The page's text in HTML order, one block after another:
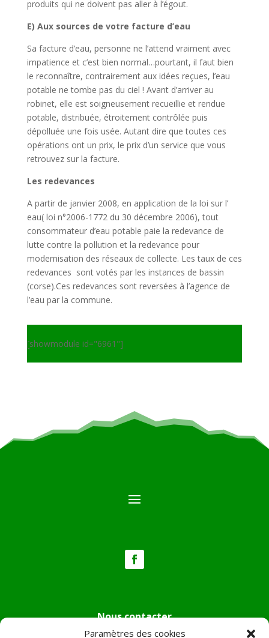
Paramètres des cookies
produits qui ne doivent pas aller à l’égout.
E) Aux sources de votre facture d’eau
Sa facture d’eau, personne ne l’attend vraiment avec
impatience et c’est bien normal…pourtant, il faut bien
le reconnaître, contrairement aux idées reçues, l’eau
potable ne tombe pas du ciel ! Avant d’arriver au
robinet, elle est soigneusement recueillie et rendue
potable, distribuée, étroitement contrôlée puis
dépolluée une fois usée. Autant dire que toutes ces
opérations ont un prix, le prix d’un service que vous
retrouvez sur la facture.
Les redevances
A partir de janvier 2008, en application de la loi sur l’
eau( loi n°2006-1772 du 30 décembre 2006), tout
consommateur d’eau potable paie la redevance de
lutte contre la pollution et la redevance pour
modernisation des réseaux de collecte. Les taux de ces
redevances sont votés par les instances de bassin
(corse).Ces redevances sont reversées à l’agence de
l’eau par la commune.
[showmodule id="6961"]
Nous contacter